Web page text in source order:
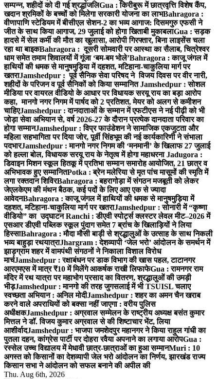
सम्पन्न, शहीदों को दी गई श्रद्धांजलिGua : किरीबुरू में छात्रवृत्ति विशेष कैंप,
खदान श्रमिकों के बच्चों को मिलेगा सरकारी योजना का लाभBahragora :
वीणापाणि स्टेडियम में बीसीएल सेशन-2 का भव्य आगाज: दिसमगुरु एफसी ने
जीत के साथ किया आगाज, 29 जुलाई को होगा खिताबी मुकाबलाGua : सड़क
हादसे में सेल कर्मी की मौत का खुलासा, आरोपी गिरफ्तार, बिना लाइसेंस चला
रहा था बाइकBahragora : दूसरी सोमवारी पर आस्था का सैलाब, चित्रेश्वर
धाम समेत तमाम शिवालयों में गूंजा ‘बम-बम भोले’Bahragora : काजू जंगल में
हाथियों की धमक से मानुषमुड़िया में दहशत, मटिहाना-चाकुलिया मार्ग पर
खतराJamshedpur : पूर्व सैनिक सेवा परिषद ने विजय दिवस पर वीर नारी,
शहीदों के परिजन व पूर्व सैनिकों को किया सम्मानितJamshedpur : सोशल
मीडिया पर वायरल वीडियो के आधार पर विधायक सरयू राय का बड़ा आरोप
कहा, मानगो नगर निगम में पार्षद को 2 प्रतिशत, मेयर को अलग से कमीशन
चाहिएJamshedpur : दानदाताओं के सम्मान में एफटीएस ने नई पीढ़ी को भी
जोड़ा सेवा अभियान से, वर्ष 2026-27 के दौरान प्रत्येक दानदाता परिवार का
होगा सम्मानJamshedpur : विप्र फाउंडेशन ने सामाजिक एकजुटता और
महिला सहभागिता पर दिया जोर, पूर्वी सिंहभूम की नई कार्यकारिणी ने संभाला
पदभारJamshedpur : मानगो नगर निगम की ‘मनमानी’ के खिलाफ 27 जुलाई
को हल्ला बोल, विधायक सरयू राय के नेतृत्व में होगा महाधरनाJadugora :
डिवाइन मिशन स्कूल हितकू में प्रतिभा सम्मान समारोह आयोजित, 21 छात्र व
अभिभावक हुए सम्मानितPotka : ब्रेन मलेरिया से मृत पांच मासूमों की स्मृति में
लगा रक्तदान शिविरBahragora : बहरागोड़ा में संगठन मजबूती को लेकर
जेएलकेएम की मंथन बैठक, कई पदों के लिए आए एक से ज्यादा
आवेदनBahragora : काजू जंगल में हाथियों की धमक से मानुषमुड़िया में
दहशत, मटिहाना-चाकुलिया मार्ग पर खतराJamshedpur : सोनारी में “कृष्णा
वीडियो” का उद्घाटनRanchi : डीएवी स्पोर्ट्स क्लस्टर लेवल मीट–2026 में
एसआर डीएवी पब्लिक स्कूल पुंदाग समेत 7 ब्रांच के खिलाड़ियों ने लिया
हिस्साBahragora : मौदा मौसी बाड़ी से श्रद्धालुओं के उत्साह के साथ निकली
भव्य बाहुड़ा रथयात्राJhargram : देशव्यापी ‘जेल भरो’ आंदोलन के समर्थन में
झाड़ग्राम शहर में वामपंथी संगठनों ने निकाला विशाल विरोध
मार्चJamshedpur : रक्षाबंधन पर डाक विभाग की खास पहल, टाटानगर
आरएमएस में मात्र ₹10 में मिलेंगे आकर्षक राखी लिफाफेGua : रामनगर राम
मंदिर में रथ यात्रा पर महाभोग प्रसाद का वितरण, श्रद्धालुओं की उमड़ी
भीड़Jamshedpur : मानगो की तरह जुगसलाई में भी TSUISL चलाए
स्वच्छता अभियान : अनिल मोदीJamshedpur : शहर का अमन चैन खराब
करने वाले अपराधियों को बक्सा नहीं जाएगा : वरीय पुलिस
अधीक्षकJamshedpur : अग्रवाल सम्मेलन के राष्ट्रीय अध्यक्ष बसंत कुमार
मित्तल ने डॉ. विजय कुमार अग्रवाल से की शिष्टाचार भेंट, लिया
आशीर्वादJamshedpur : भाजपा जमशेदपुर महानगर ने किया राहुल गांधी का
पुतला दहन, कांग्रेस पार्टी पर दोहरा रवैया अपनाने का लगाया आरोपGua :
रस्सेल उच्च विद्यालय में मेधावी छात्र-छात्राओं का हुआ सम्मानMuri : 10
अगस्त को किसानों का देशव्यापी जेल भरो आंदोलन का निर्णय, झारखंड राज्य
किसान सभा ने आंदोलन को सफल बनाने की अपील की
Thu. Aug 6th, 2026